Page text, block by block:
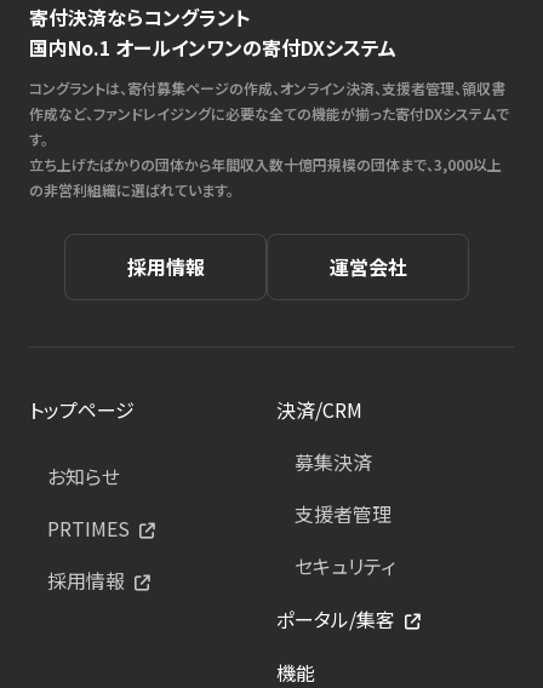
寄付決済ならコングラント
国内No.1 オールインワンの寄付DXシステム
コングラントは、寄付募集ページの作成、オンライン決済、支援者管理、領収書
作成など、ファンドレイジングに必要な全ての機能が揃った寄付DXシステムで
す。
立ち上げたばかりの団体から年間収入数十億円規模の団体まで、3,000以上
の非営利組織に選ばれています。
採用情報 運営会社
トップページ
お知らせ
PRTIMES
採用情報
決済/CRM
募集決済
支援者管理
セキュリティ
ポータル/集客
機能